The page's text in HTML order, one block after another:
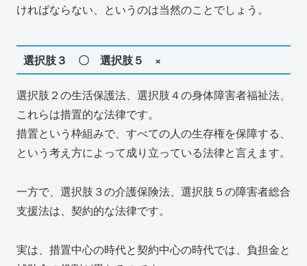
ければならない、というのは当然のことでしょう。
選択肢３ 〇 選択肢５ ×
選択肢２の生活保護法、選択肢４の身体障害者福祉法、
これらは措置的な法律です。
措置という枠組みで、すべての人の生存権を保障する、
という考え方によって成り立っている法律と言えます。
一方で、選択肢３の介護保険法、選択肢５の障害者総合
支援法は、契約的な法律です。
実は、措置中心の時代と契約中心の時代では、負担金と